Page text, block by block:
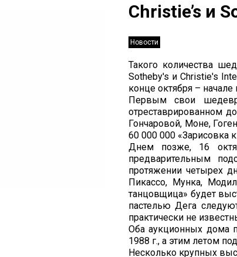
Christie’s и
Новости
Такого количества
Sotheby's и Christie's
конце октября –
Первым свои
отреставрированном
Гончаровой, Моне,
60 000 000 «Зарисовка
Днем позже, 16
предварительным
протяжении четырех
Пикассо, Мунка,
танцовщица» будет
пастелью Дега
практически не
Оба аукционных дома
1988 г., а этим летом
Несколько крупных